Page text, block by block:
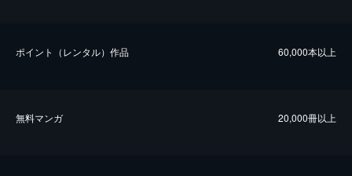
ポイント（レンタル）作品 60,000本以上
無料マンガ 20,000冊以上